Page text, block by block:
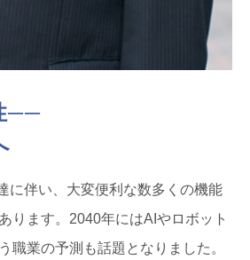
──
に伴い、大変便利な数多くの機能
ります。2040年にはAIやロボット
職業の予測も話題となりました。